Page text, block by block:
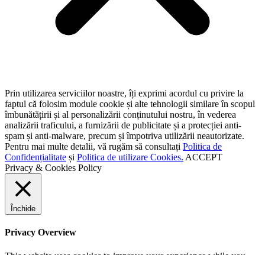
Prin utilizarea serviciilor noastre, îți exprimi acordul cu privire la
faptul că folosim module cookie și alte tehnologii similare în scopul
îmbunătățirii și al personalizării conținutului nostru, în vederea
analizării traficului, a furnizării de publicitate și a protecției anti-
spam și anti-malware, precum și împotriva utilizării neautorizate.
Pentru mai multe detalii, vă rugăm să consultați Politica de
Confidențialitate și Politica de utilizare Cookies. ACCEPT
Privacy & Cookies Policy
Închide
Privacy Overview